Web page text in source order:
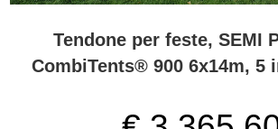
Tendone per feste, SEMI
CombiTents® 900 6x14m, 5